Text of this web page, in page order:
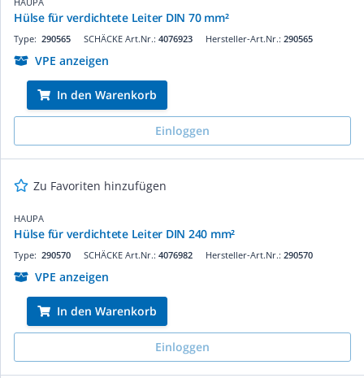
Hülse für verdichtete Leiter DIN 70 mm²
SCHÄCKE Art.Nr.: 4076923
Type: 290565 Hersteller-Art.Nr.: 290565
VPE anzeigen
In den Warenkorb
Einloggen
Zu Favoriten hinzufügen
HAUPA
Hülse für verdichtete Leiter DIN 240 mm²
SCHÄCKE Art.Nr.: 4076982
Type: 290570 Hersteller-Art.Nr.: 290570
VPE anzeigen
In den Warenkorb
Einloggen